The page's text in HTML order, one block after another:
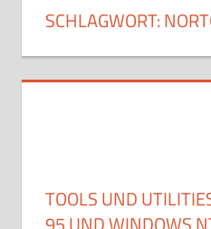
SCHLAGWORT:
TOOLS UND